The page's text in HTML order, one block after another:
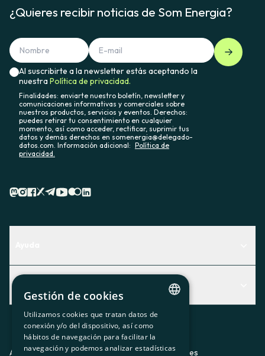
¿Quieres recibir noticias de Som Energia?
Al suscribirte a la newsletter estás aceptando la
nuestraPolítica de privacidad.
Finalidades: enviarte nuestro boletín, newsletter y
comunicaciones informativas y comerciales sobre
nuestros productos, servicios y eventos. Derechos:
puedes retirar tu consentimiento en cualquier
momento, así como acceder, rectificar, suprimir tus
datos y demás derechos en somenergia@delegado-
datos.com. Información adicional: Política de
privacidad.
Descubre qué servicio te encaja mejor
Contacto
Actualidad
El rincón de la socia
Prensa
Aviso legalPolítica de privacidadPolítica de cookies
CATALAN
SPANISH
Gestión de cookies
Utilizamos cookies que tratan datos de
conexión y/o del dispositivo, así como
hábitos de navegación para facilitar la
navegación y podemos analizar estadísticas